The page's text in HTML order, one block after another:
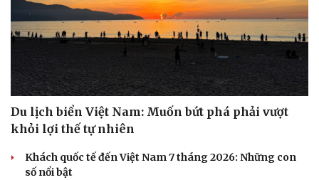
Du lịch biển Việt Nam: Muốn bứt phá phải vượt
khỏi lợi thế tự nhiên
Khách quốc tế đến Việt Nam 7 tháng 2026: Những con
số nổi bật